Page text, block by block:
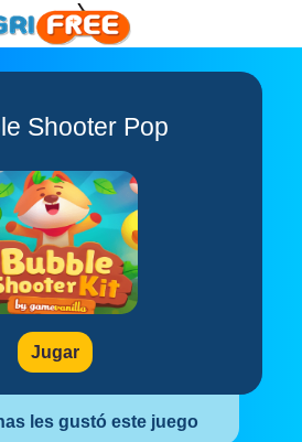
Shooter Pop
Jugar
les gustó este juego